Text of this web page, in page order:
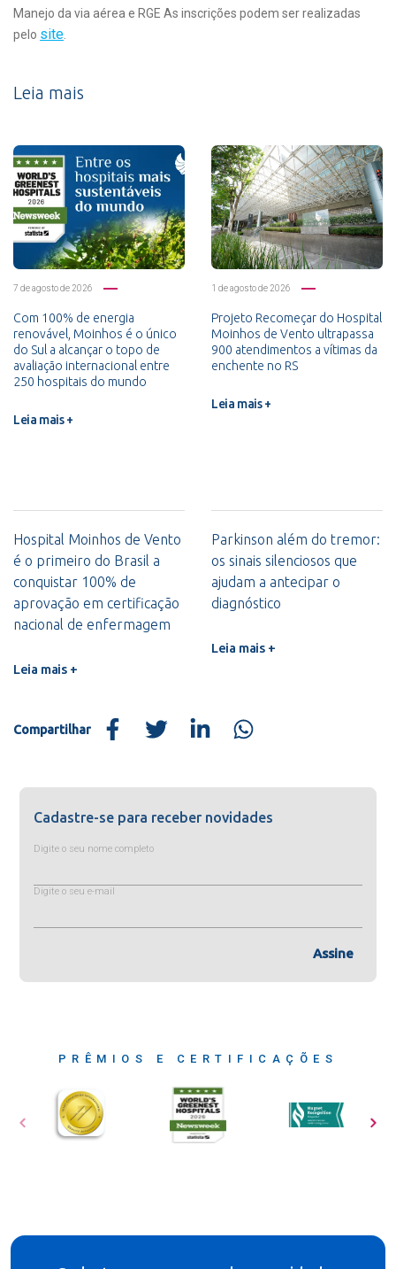
Manejo da via aérea e RGE As inscrições podem ser realizadas
pelo site
Leia mais
7 de agosto de 2026
Com 100% de energia
renovável, Moinhos é o único
do Sul a alcançar o topo de
avaliação internacional entre
250 hospitais do mundo
Leia mais +
1 de agosto de 2026
Projeto Recomeçar do Hospital
Moinhos de Vento ultrapassa
900 atendimentos a vítimas da
enchente no RS
Leia mais +
Hospital Moinhos de Vento
é o primeiro do Brasil a
conquistar 100% de
aprovação em certificação
nacional de enfermagem
Leia mais +
Parkinson além do tremor:
os sinais silenciosos que
ajudam a antecipar o
diagnóstico
Leia mais +
Compartilhar
Cadastre-se para receber novidades
Digite o seu nome completo
Digite o seu e-mail
Assine
PRÊMIOS E CERTIFICAÇÕES